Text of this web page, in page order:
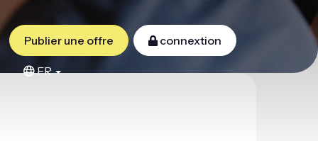
Publier une offre connextion
FR